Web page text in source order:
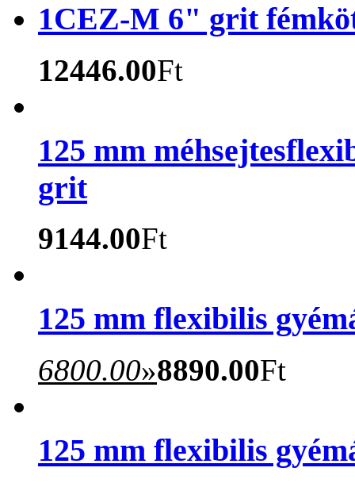
1CEZ-M 6" grit
12446.00Ft
125 mm
grit
9144.00Ft
125 mm flexibilis
6800.00»8890.00Ft
125 mm flexibilis